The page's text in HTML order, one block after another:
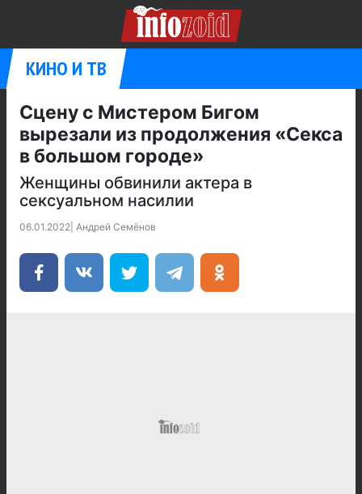
КИНО И ТВ
Сцену с Мистером Бигом
вырезали из продолжения «Секса
в большом городе»
Женщины обвинили актера в
сексуальном насилии
06.01.2022 Андрей Семёнов